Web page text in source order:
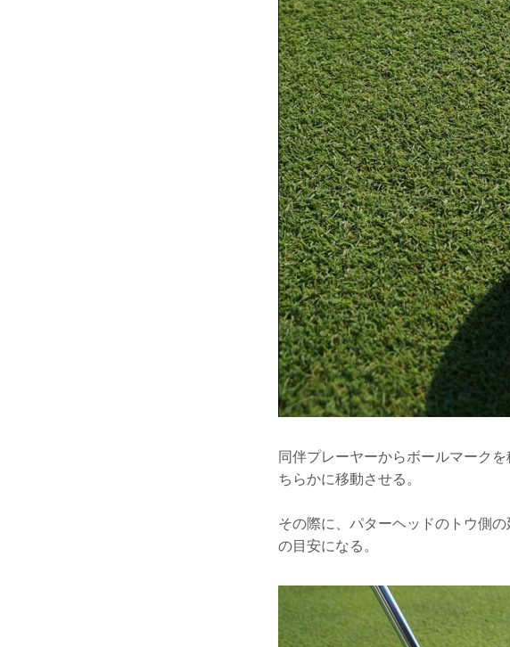
同伴プレーヤーからボールマーク
ちらかに移動させる。
その際に、パターヘッドのトウ側
の目安になる。